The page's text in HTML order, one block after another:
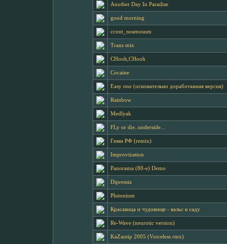
Another Day In Paradise
good morning
ccont_neamosum
Trans mix
CHooh,CHooh
Cocaine
Easy one (основательно доработанная версия)
Rainbow
Medlyak
FLy or die..underside...
Гимн РФ (remix)
Improvization
Panorama (80-e) Demo
Dipressia
Plutonium
Красавица и чудовище - вальс в саду
Re-Wave (neurotic version)
KaZantip 2005 (Voiceless rmx)